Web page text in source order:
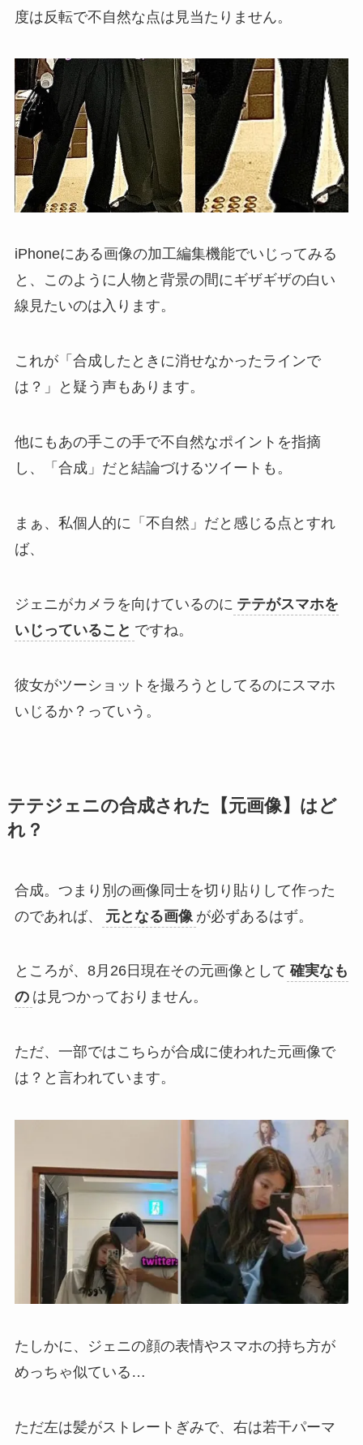
度は反転で不自然な点は見当たりません。
iPhoneにある画像の加工編集機能でいじってみる
と、このように人物と背景の間にギザギザの白い
線見たいのは入ります。
これが「合成したときに消せなかったラインで
は？」と疑う声もあります。
他にもあの手この手で不自然なポイントを指摘
し、「合成」だと結論づけるツイートも。
まぁ、私個人的に「不自然」だと感じる点とすれ
ば、
ジェニがカメラを向けているのに テテがスマホを
いじっていること ですね。
彼女がツーショットを撮ろうとしてるのにスマホ
いじるか？っていう。
テテジェニの合成された【元画像】はど
れ？
合成。つまり別の画像同士を切り貼りして作った
のであれば、
元となる画像 が必ずあるはず。
ところが、8月26日現在その元画像として 確実なも
の は見つかっておりません。
ただ、一部ではこちらが合成に使われた元画像で
は？と言われています。
たしかに、ジェニの顔の表情やスマホの持ち方が
めっちゃ似ている…
ただ左は髪がストレートぎみで、右は若干パーマ